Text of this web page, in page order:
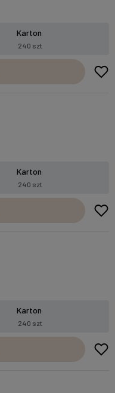
Karton
240 szt
Karton
240 szt
Karton
240 szt